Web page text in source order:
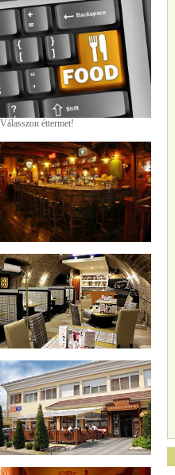
Válasszon éttermet!